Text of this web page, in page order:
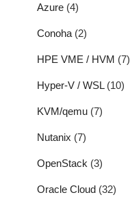
Azure (4)
Conoha (2)
HPE VME / HVM (7)
Hyper-V / WSL(10)
KVM/qemu (7)
Nutanix (7)
OpenStack (3)
Oracle Cloud (32)